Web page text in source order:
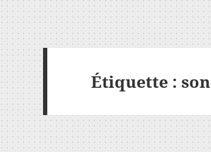
Étiquette :son